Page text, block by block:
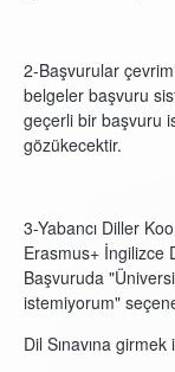
2-Başvurular
belgeler başvuru
geçerli bir başvuru
gözükecektir.
3-Yabancı Diller
Erasmus+ İngilizce
Başvuruda
istemiyorum"
Dil Sınavına